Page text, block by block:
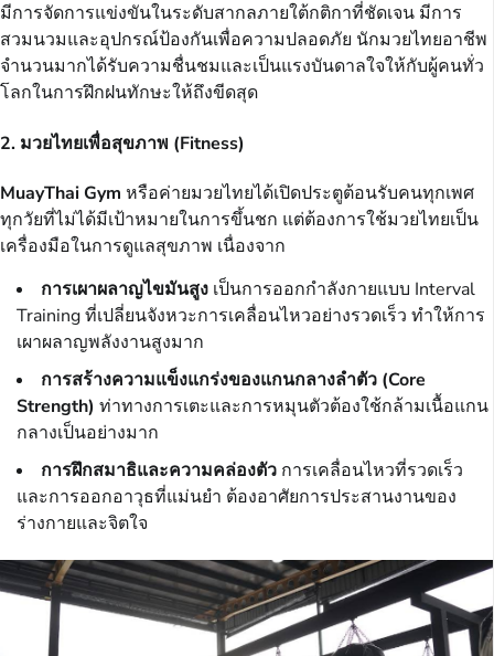
มีการจัดการแข่งขันในระดับสากลภายใต้กติกาที่ชัดเจน มีการ
สวมนวมและอุปกรณ์ป้องกันเพื่อความปลอดภัย นักมวยไทยอาชีพ
จำนวนมากได้รับความชื่นชมและเป็นแรงบันดาลใจให้กับผู้คนทั่ว
โลกในการฝึกฝนทักษะให้ถึงขีดสุด
2. มวยไทยเพื่อสุขภาพ (Fitness)
MuayThai Gym หรือค่ายมวยไทยได้เปิดประตูต้อนรับคนทุกเพศ
ทุกวัยที่ไม่ได้มีเป้าหมายในการขึ้นชก แต่ต้องการใช้มวยไทยเป็น
เครื่องมือในการดูแลสุขภาพ เนื่องจาก
การเผาผลาญไขมันสูง เป็นการออกกำลังกายแบบ Interval
Training ที่เปลี่ยนจังหวะการเคลื่อนไหวอย่างรวดเร็ว ทำให้การ
เผาผลาญพลังงานสูงมาก
การสร้างความแข็งแกร่งของแกนกลางลำตัว (Core
Strength) ท่าทางการเตะและการหมุนตัวต้องใช้กล้ามเนื้อแกน
กลางเป็นอย่างมาก
การฝึกสมาธิและความคล่องตัว การเคลื่อนไหวที่รวดเร็ว
และการออกอาวุธที่แม่นยำ ต้องอาศัยการประสานงานของ
ร่างกายและจิตใจ